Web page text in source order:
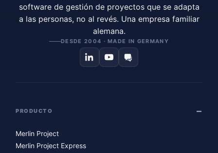
software de gestión de proyectos que se adapta
a las personas, no al revés. Una empresa familiar
alemana.
DESDE 2004 · MADE IN GERMANY
PRODUCTO
Merlin Project
Merlin Project Express